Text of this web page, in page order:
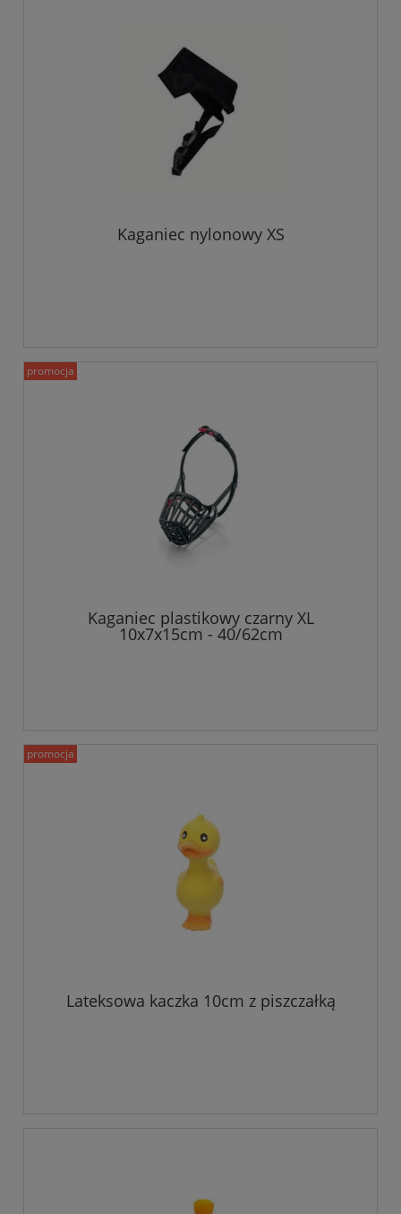
Kaganiec nylonowy XS
Kaganiec plastikowy czarny XL
10x7x15cm - 40/62cm
promocja
Lateksowa kaczka 10cm z piszczałką
promocja